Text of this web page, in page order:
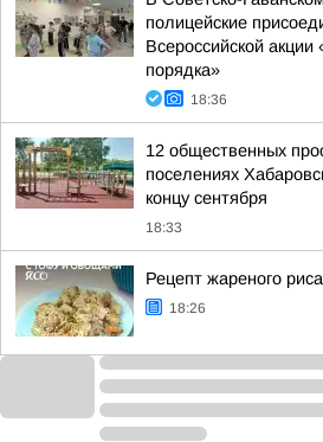
полицейские
Всероссийской
порядка»
18:36
12 общественных
поселениях
концу сентября
18:33
Рецепт жареного
18:26